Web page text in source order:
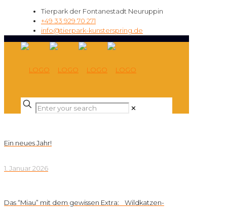
Tierpark der Fontanestadt Neuruppin
+49 33 929 70 271
info@tierpark-kunsterspring.de
✕
Ein neues Jahr!
1. Januar 2026
Das “Miau” mit dem gewissen Extra: Wildkatzen-